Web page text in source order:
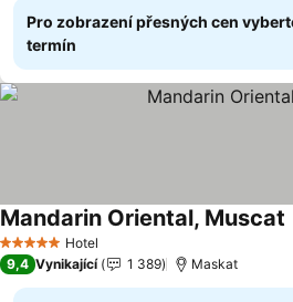
Pro zobrazení přesných cen
termín
5 Počet hvězdiček
Hotel
Mandarin Oriental, Muscat
9,4 Vynikající 1 389 Maskat